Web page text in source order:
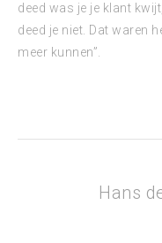
deed was je je klant
deed je niet. Dat waren
meer kunnen”.
navigatieHans